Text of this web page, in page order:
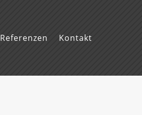
Referenzen Kontakt